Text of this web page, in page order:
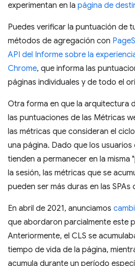
experimentan en la página de
Puedes verificar la puntuación de
métodos de agregación con
API del Informe sobre la
Chrome, que informa las
páginas individuales y de todo el
Otra forma en que la arquitectura
las puntuaciones de las Métricas
las métricas que consideran el
una página. Dado que los usuarios
tienden a permanecer en la misma
la sesión, las métricas que se
pueden ser más duras en las SPAs
En abril de 2021, anunciamos
que abordaron parcialmente este
Anteriormente, el CLS se
tiempo de vida de la página,
acumula durante un período